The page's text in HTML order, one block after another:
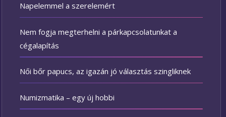
Napelemmel a szerelemért
Nem fogja megterhelni a párkapcsolatunkat a
cégalapítás
Női bőr papucs, az igazán jó választás szingliknek
Numizmatika – egy új hobbi